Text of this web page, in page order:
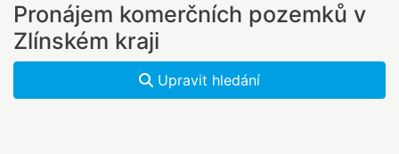
Pronájem komerčních pozemků v
Zlínském kraji
Upravit hledání